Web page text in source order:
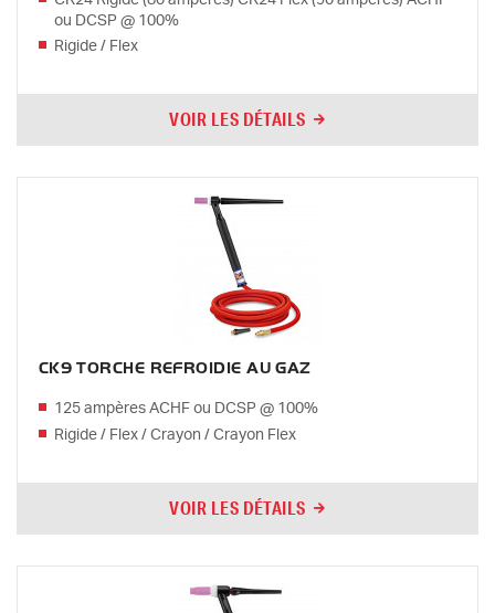
ou DCSP @ 100%
Rigide / Flex
VOIR LES DÉTAILS
CK9 TORCHE REFROIDIE AU GAZ
125 ampères ACHF ou DCSP @ 100%
Rigide / Flex / Crayon / Crayon Flex
VOIR LES DÉTAILS